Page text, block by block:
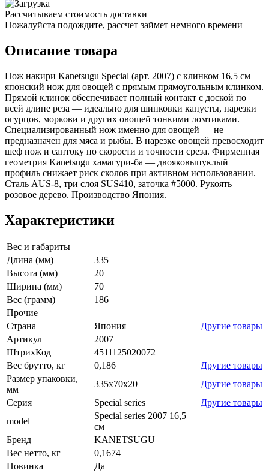
Рассчитываем стоимость доставки
Пожалуйста подождите, рассчет займет немного времени
Описание товара
Нож накири Kanetsugu Special (арт. 2007) с клинком 16,5 см —
японский нож для овощей с прямым прямоугольным клинком.
Прямой клинок обеспечивает полный контакт с доской по
всей длине реза — идеально для шинковки капусты, нарезки
огурцов, моркови и других овощей тонкими ломтиками.
Специализированный нож именно для овощей — не
предназначен для мяса и рыбы. В нарезке овощей превосходит
шеф нож и сантоку по скорости и точности среза. Фирменная
геометрия Kanetsugu хамагури-ба — двояковыпуклый
профиль снижает риск сколов при активном использовании.
Сталь AUS-8, три слоя SUS410, заточка #5000. Рукоять
розовое дерево. Производство Япония.
Характеристики
Вес и габариты
Длина (мм)
335
Высота (мм)
20
Ширина (мм)
70
Вес (грамм)
186
Прочие
Страна
Япония
Другие товары
Артикул
2007
ШтрихКод
4511125020072
Вес брутто, кг
0,186
Другие товары
Размер упаковки,
мм
335x70x20
Другие товары
Серия
Special series
Другие товары
model
Special series 2007 16,5
см
Бренд
KANETSUGU
Вес нетто, кг
0,1674
Новинка
Да